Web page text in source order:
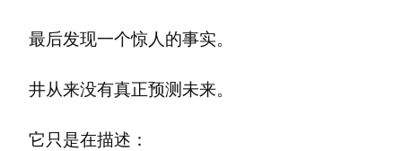
最后发现一个惊人的事实。
井从来没有真正预测未来。
它只是在描述：